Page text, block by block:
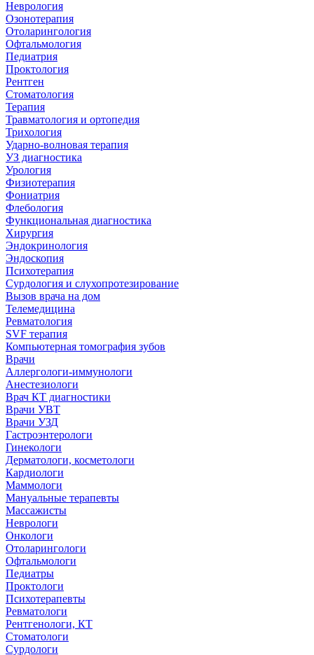
Неврология
Озонотерапия
Отоларингология
Офтальмология
Педиатрия
Проктология
Рентген
Стоматология
Терапия
Травматология и ортопедия
Трихология
Ударно-волновая терапия
УЗ диагностика
Урология
Физиотерапия
Фониатрия
Флебология
Функциональная диагностика
Хирургия
Эндокринология
Эндоскопия
Психотерапия
Сурдология и слухопротезирование
Вызов врача на дом
Телемедицина
Ревматология
SVF терапия
Компьютерная томография зубов
Врачи
Аллергологи-иммунологи
Анестезиологи
Врач КТ диагностики
Врачи УВТ
Врачи УЗД
Гастроэнтерологи
Гинекологи
Дерматологи, косметологи
Кардиологи
Маммологи
Мануальные терапевты
Массажисты
Неврологи
Онкологи
Отоларингологи
Офтальмологи
Педиатры
Проктологи
Психотерапевты
Ревматологи
Рентгенологи, КТ
Стоматологи
Сурдологи